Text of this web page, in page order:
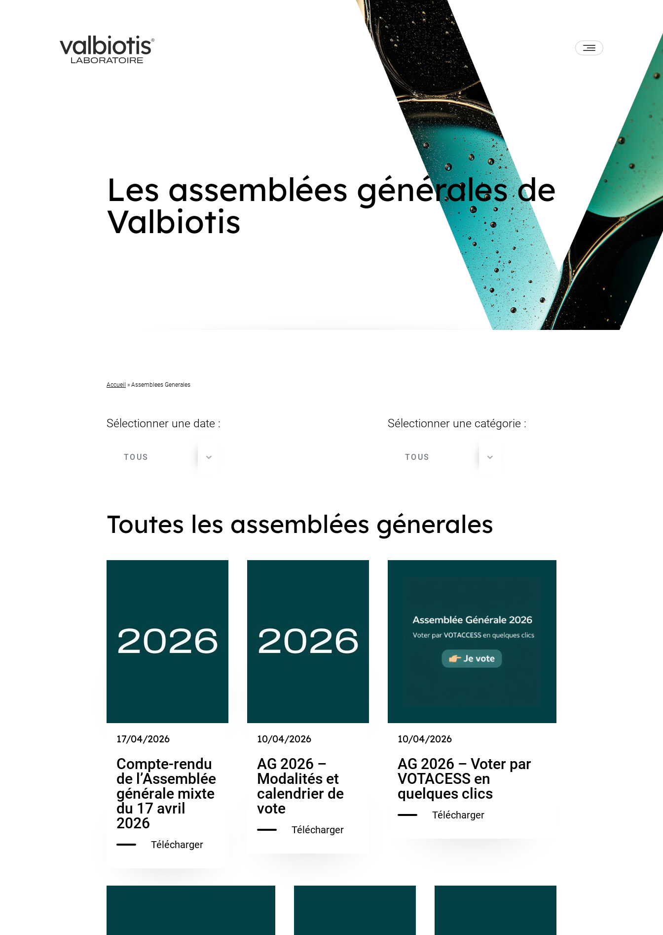
Les assemblées générales de
Valbiotis
Accueil » Assemblees Generales
Sélectionner une date :
TOUS
Sélectionner une catégorie :
TOUS
Toutes les assemblées génerales
17/04/2026
Compte-rendu
de l’Assemblée
générale mixte
du 17 avril
2026
Télécharger
10/04/2026
AG 2026 –
Modalités et
calendrier de
vote
Télécharger
10/04/2026
AG 2026 – Voter par
VOTACESS en
quelques clics
Télécharger